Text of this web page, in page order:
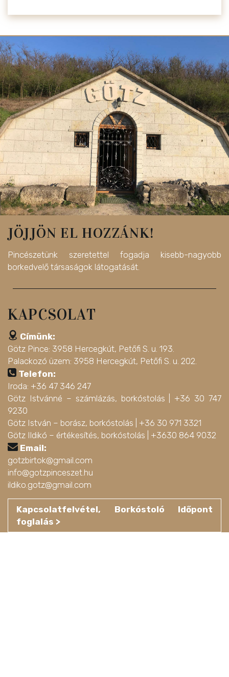
JÖJJÖN EL HOZZÁNK!
Pincészetünk szeretettel fogadja kisebb-nagyobb
borkedvelő társaságok látogatását.
KAPCSOLAT
Címünk:
Götz Pince: 3958 Hercegkút, Petőfi S. u. 193.
Palackozó üzem: 3958 Hercegkút, Petőfi S. u. 202.
Telefon:
Iroda: +36 47 346 247
Götz Istvánné – számlázás, borkóstolás | +36 30 747
9230
Götz István – borász, borkóstolás | +36 30 971 3321
Götz Ildikó – értékesítés, borkóstolás | +3630 864 9032
Email:
gotzbirtok@gmail.com
info@gotzpinceszet.hu
ildiko.gotz@gmail.com
Kapcsolatfelvétel, Borkóstoló Időpont
foglalás >